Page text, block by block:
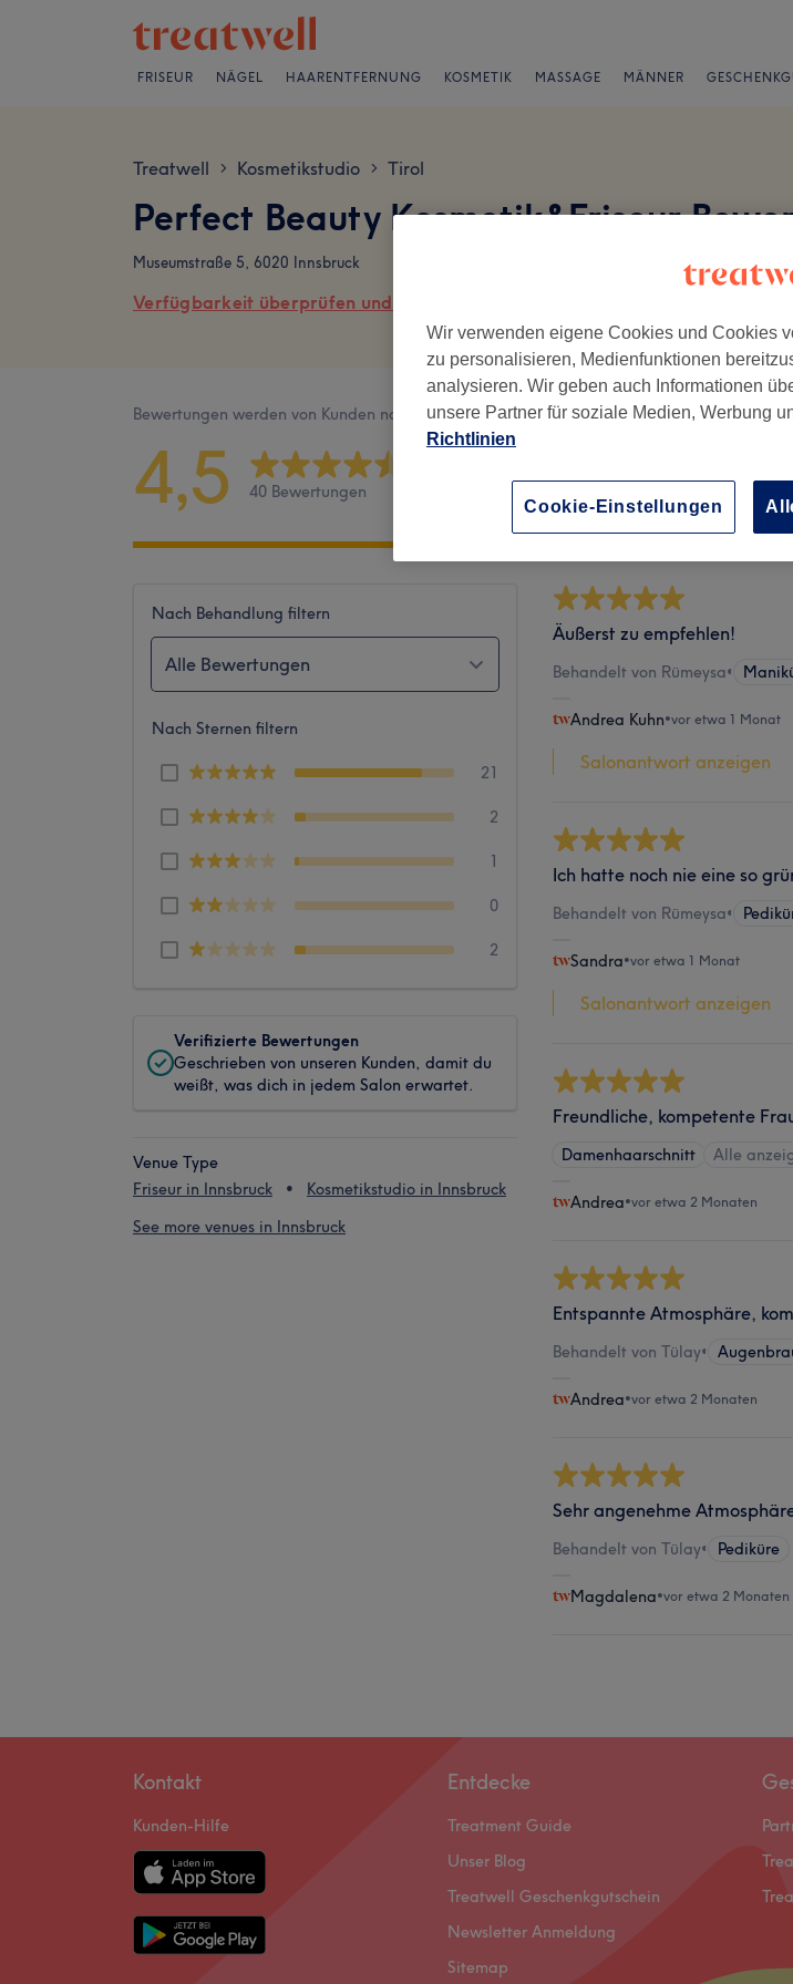
FRISEUR NÄGEL HAARENTFERNUNG KOSMETIK MASSAGE MÄNNER
Treatwell > Kosmetikstudio > Tirol
Perfect Beauty Kosmetik&Friseur
Museumstraße 5, 6020 Innsbruck
Verfügbarkeit überprüfen und online buchen
Bewertungen werden von Kunden nach ihrem Besuch geschrieben.
4,5 40 Bewertungen Sauberkeit
Nach Behandlung filtern
Alle Bewertungen
Nach Sternen filtern
21
2
1
0
2
Verifizierte Bewertungen
Geschrieben von unseren Kunden, damit du
weißt, was dich in jedem Salon erwartet.
Venue Type
Friseur in Innsbruck
Kosmetikstudio in Innsbruck
See more venues in Innsbruck
Äußerst zu empfehlen!
Behandelt von Rümeysa•
Andrea Kuhn•vor etwa 1 Monat
Salonantwort anzeigen
Ich hatte noch nie eine so
Behandelt von Rümeysa•
Sandra•vor etwa 1 Monat
Salonantwort anzeigen
Freundliche, kompetente
Damenhaarschnitt Alle
Andrea•vor etwa 2 Monaten
Entspannte Atmosphäre,
Behandelt von Tülay•
Andrea•vor etwa 2 Monaten
Sehr angenehme
Behandelt von Tülay• Pediküre
Magdalena•vor etwa 2 Monaten
Kontakt
Kunden-Hilfe
Entdecke
Treatment Guide
Unser Blog
Treatwell Geschenkgutschein
Newsletter Anmeldung
Sitemap
Wir verwenden eigene Cookies und Cookies
zu personalisieren, Medienfunktionen
analysieren. Wir geben auch Informationen
unsere Partner für soziale Medien, Werbung
Richtlinien
Cookie-Einstellungen